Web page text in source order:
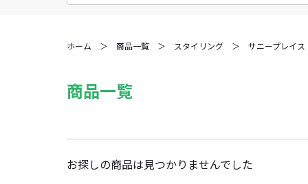
ホーム ＞ 商品一覧 ＞ スタイリング ＞ サニープレイス
商品一覧
お探しの商品は見つかりませんでした